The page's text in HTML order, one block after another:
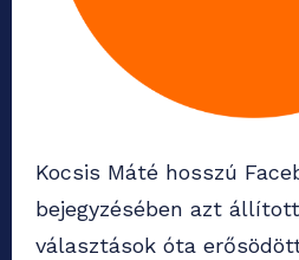
Kocsis Máté hosszú
bejegyzésében azt
választások óta